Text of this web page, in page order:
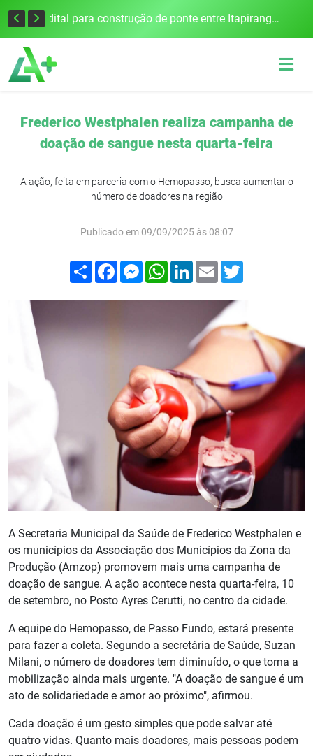
Edital para construção de ponte entre Itapiranga e Barra do Guarita deve ser lançado no segundo semestre
Frederico Westphalen realiza campanha de
doação de sangue nesta quarta-feira
A ação, feita em parceria com o Hemopasso, busca aumentar o
número de doadores na região
Publicado em 09/09/2025 às 08:07
Compartilhar
FacebookMessenger
WhatsApp
LinkedIn
Email
A Secretaria Municipal da Saúde de Frederico Westphalen e
os municípios da Associação dos Municípios da Zona da
Produção (Amzop) promovem mais uma campanha de
doação de sangue. A ação acontece nesta quarta-feira, 10
de setembro, no Posto Ayres Cerutti, no centro da cidade.
A equipe do Hemopasso, de Passo Fundo, estará presente
para fazer a coleta. Segundo a secretária de Saúde, Suzan
Milani, o número de doadores tem diminuído, o que torna a
mobilização ainda mais urgente. "A doação de sangue é um
ato de solidariedade e amor ao próximo", afirmou.
Cada doação é um gesto simples que pode salvar até
quatro vidas. Quanto mais doadores, mais pessoas podem